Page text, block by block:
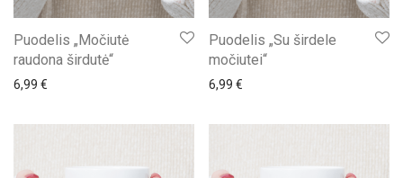
Puodelis „Močiutė
raudona širdutė“
6,99 €
Puodelis „Su širdele
močiutei“
6,99 €